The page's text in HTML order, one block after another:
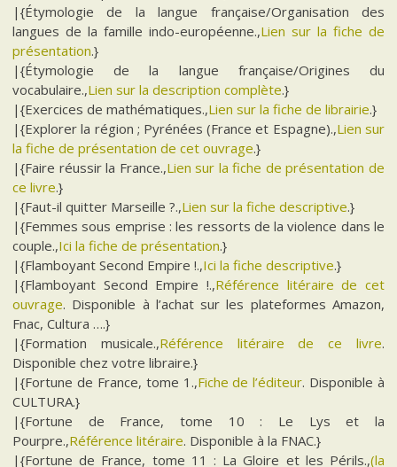
|{Étymologie de la langue française/Organisation des
langues de la famille indo-européenne.,Lien sur la fiche de
présentation.}
|{Étymologie de la langue française/Origines du
vocabulaire.,Lien sur la description complète.}
|{Exercices de mathématiques.,Lien sur la fiche de librairie.}
|{Explorer la région ; Pyrénées (France et Espagne).,Lien sur
la fiche de présentation de cet ouvrage.}
|{Faire réussir la France.,Lien sur la fiche de présentation de
ce livre.}
|{Faut-il quitter Marseille ?.,Lien sur la fiche descriptive.}
|{Femmes sous emprise : les ressorts de la violence dans le
couple.,Ici la fiche de présentation.}
|{Flamboyant Second Empire !.,Ici la fiche descriptive.}
|{Flamboyant Second Empire !.,Référence litéraire de cet
ouvrage. Disponible à l’achat sur les plateformes Amazon,
Fnac, Cultura ….}
|{Formation musicale.,Référence litéraire de ce livre.
Disponible chez votre libraire.}
|{Fortune de France, tome 1.,Fiche de l’éditeur. Disponible à
CULTURA.}
|{Fortune de France, tome 10 : Le Lys et la
Pourpre.,Référence litéraire. Disponible à la FNAC.}
|{Fortune de France, tome 11 : La Gloire et les Périls.,(la